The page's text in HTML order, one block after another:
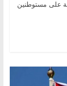
على مستوطنين